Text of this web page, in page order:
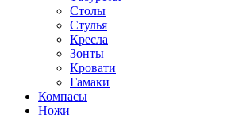
Столы
Стулья
Кресла
Зонты
Кровати
Гамаки
Компасы
Ножи